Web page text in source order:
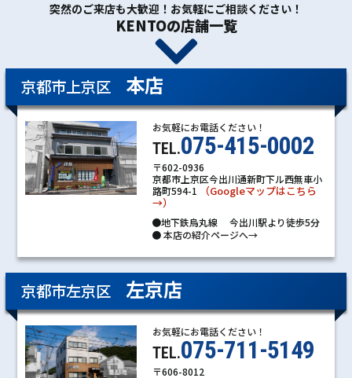
突然のご来店も大歓迎！お気軽にご相談ください！
KENTOの店舗一覧
京都市上京区 本店
お気軽にお電話ください！
TEL.075-415-0002
〒602-0936
京都市上京区今出川通新町下ル西無車小
路町594-1
（Googleマップはこちら
→）
●地下鉄烏丸線 今出川駅より徒歩5分
●本店の紹介ページへ→
京都市左京区 左京店
お気軽にお電話ください！
TEL.075-711-5149
〒606-8012